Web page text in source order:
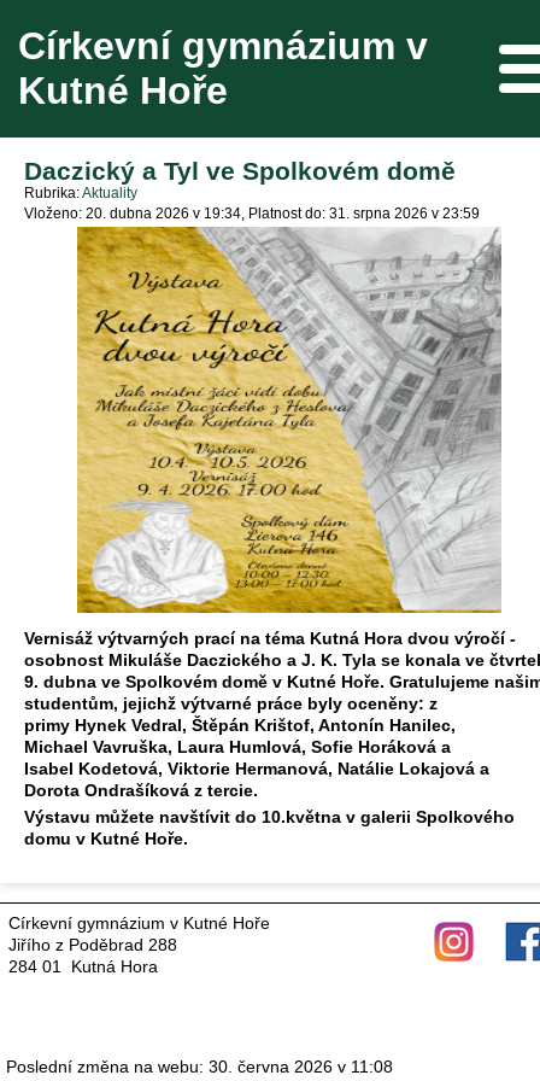
Církevní gymnázium v
Kutné Hoře
Daczický a Tyl ve Spolkovém domě
Rubrika Aktuality
Vloženo: 20. dubna 2026 v 19:34
Platnost do: 31. srpna 2026 v 23:59
Vernisáž výtvarných prací na téma Kutná Hora dvou výročí -
osobnost Mikuláše Daczického a J. K. Tyla se konala ve
9. dubna ve Spolkovém domě v Kutné Hoře. Gratulujeme
studentům, jejichž výtvarné práce byly oceněny: z
primy Hynek Vedral, Štěpán Krištof, Antonín Hanilec,
Michael Vavruška, Laura Humlová, Sofie Horáková a
Isabel Kodetová, Viktorie Hermanová, Natálie Lokajová a
Dorota Ondrašíková z tercie.
Výstavu můžete navštívit do 10.května v galerii Spolkového
domu v Kutné Hoře.
Církevní gymnázium v Kutné Hoře
Jiřího z Poděbrad 288
284 01 Kutná Hora
Poslední změna na webu: 30. června 2026 v 11:08